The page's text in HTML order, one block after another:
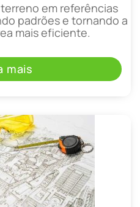
em referências
padrões e tornando a
mais eficiente.
mais